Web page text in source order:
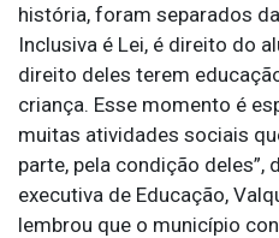
história, foram separados
Inclusiva é Lei, é direito do
direito deles terem
criança. Esse momento é
muitas atividades sociais
parte, pela condição deles”,
executiva de Educação,
lembrou que o município